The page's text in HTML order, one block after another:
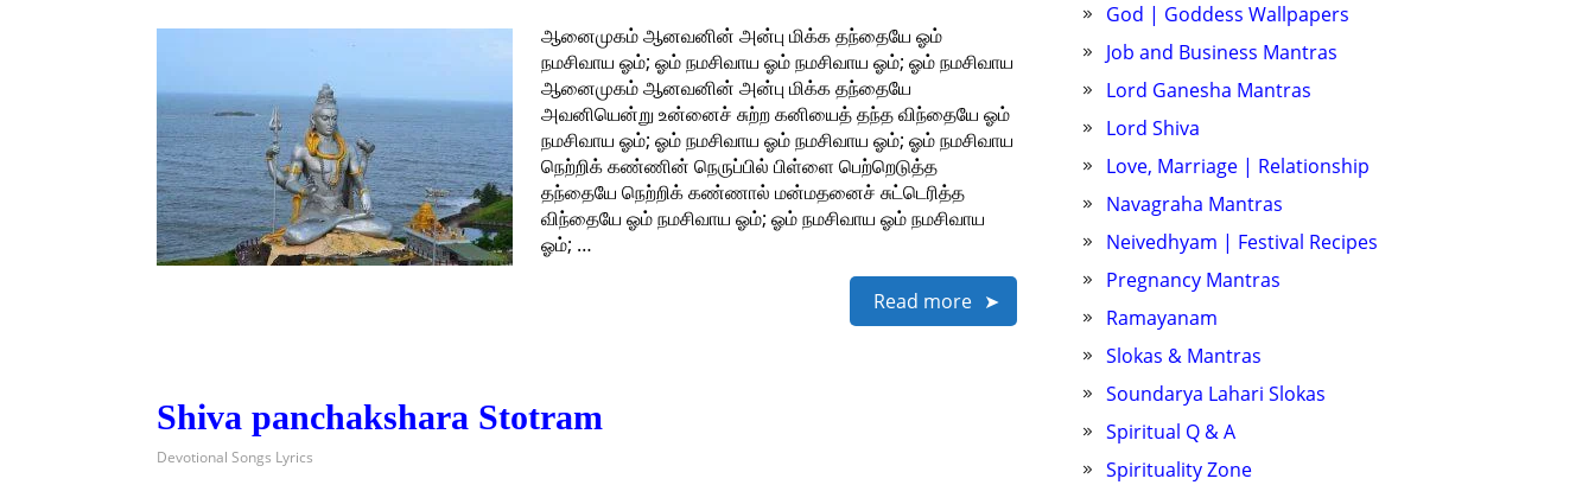
ஆனைமுகம் ஆனவனின் அன்பு மிக்க தந்தையே ஓம்
நமசிவாய ஓம்; ஓம் நமசிவாய ஓம் நமசிவாய ஓம்; ஓம் நமசிவாய
ஆனைமுகம் ஆனவனின் அன்பு மிக்க தந்தையே
அவனியென்று உன்னைச் சுற்ற கனியைத் தந்த விந்தையே ஓம்
நமசிவாய ஓம்; ஓம் நமசிவாய ஓம் நமசிவாய ஓம்; ஓம் நமசிவாய
நெற்றிக் கண்ணின் நெருப்பில் பிள்ளை பெற்றெடுத்த
தந்தையே நெற்றிக் கண்ணால் மன்மதனைச் சுட்டெரித்த
விந்தையே ஓம் நமசிவாய ஓம்; ஓம் நமசிவாய ஓம் நமசிவாய
ஓம்; …
Read more
Shiva panchakshara Stotram
Devotional Songs Lyrics
God | Goddess Wallpapers
Job and Business Mantras
Lord Ganesha Mantras
Lord Shiva
Love, Marriage | Relationship
Navagraha Mantras
Neivedhyam | Festival Recipes
Pregnancy Mantras
Ramayanam
Slokas & Mantras
Soundarya Lahari Slokas
Spiritual Q & A
Spirituality Zone